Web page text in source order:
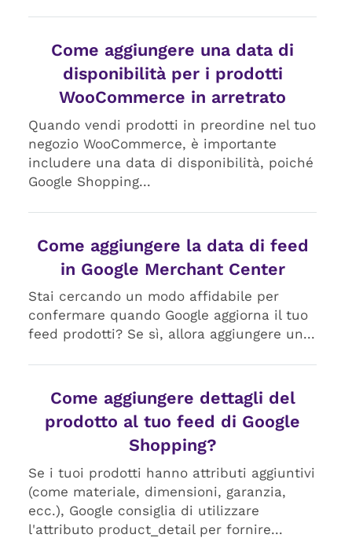
Come aggiungere una data di
disponibilità per i prodotti
WooCommerce in arretrato
Quando vendi prodotti in preordine nel tuo
negozio WooCommerce, è importante
includere una data di disponibilità, poiché
Google Shopping...
Come aggiungere la data di feed
in Google Merchant Center
Stai cercando un modo affidabile per
confermare quando Google aggiorna il tuo
feed prodotti? Se sì, allora aggiungere un...
Come aggiungere dettagli del
prodotto al tuo feed di Google
Shopping?
Se i tuoi prodotti hanno attributi aggiuntivi
(come materiale, dimensioni, garanzia,
ecc.), Google consiglia di utilizzare
l'attributo product_detail per fornire...